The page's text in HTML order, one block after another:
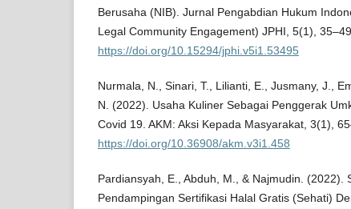
Berusaha (NIB). Jurnal Pengabdian Hukum
Legal Community Engagement) JPHI, 5(1), 35–49.
https://doi.org/10.15294/jphi.v5i1.53495
Nurmala, N., Sinari, T., Lilianti, E., Jusmany, J.,
N. (2022). Usaha Kuliner Sebagai Penggerak
Covid 19. AKM: Aksi Kepada Masyarakat, 3(1),
https://doi.org/10.36908/akm.v3i1.458
Pardiansyah, E., Abduh, M., & Najmudin. (2022).
Pendampingan Sertifikasi Halal Gratis (Sehati)